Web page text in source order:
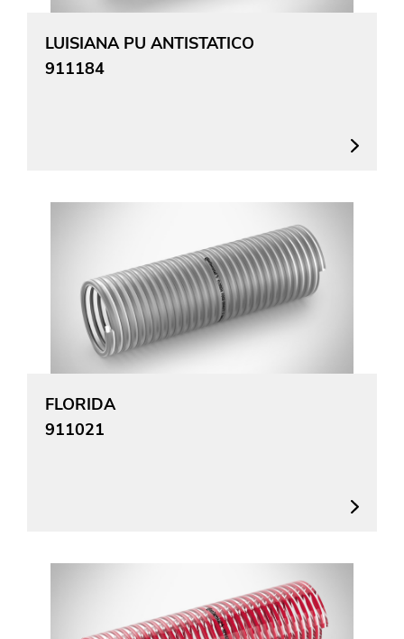
LUISIANA PU ANTISTATICO
911184
FLORIDA
911021